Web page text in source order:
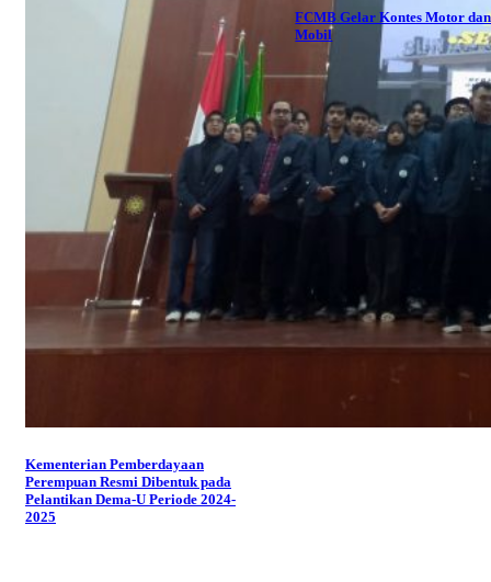
Kementerian Pemberdayaan
Perempuan Resmi Dibentuk pada
Pelantikan Dema-U Periode 2024-
2025
FCMB Gelar Kontes Motor dan
Mobil